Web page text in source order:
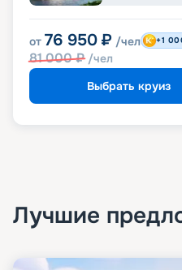
от 76 950 ₽ /чел
81 000₽ /чел
+1
Выбрать круиз
Лучшие